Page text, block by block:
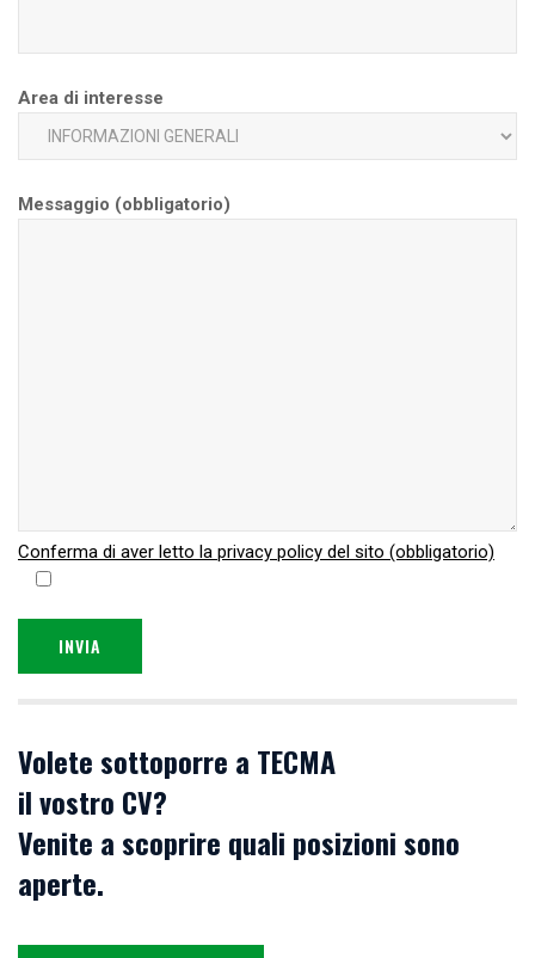
Area di interesse
Messaggio (obbligatorio)
Conferma di aver letto la privacy policy del sito (obbligatorio)
Volete sottoporre a TECMA
il vostro CV?
Venite a scoprire quali posizioni sono
aperte.